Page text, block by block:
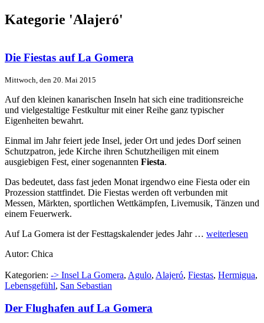
Kategorie 'Alajeró'
Die Fiestas auf La Gomera
Mittwoch, den 20. Mai 2015
Auf den kleinen kanarischen Inseln hat sich eine traditionsreiche
und vielgestaltige Festkultur mit einer Reihe ganz typischer
Eigenheiten bewahrt.
Einmal im Jahr feiert jede Insel, jeder Ort und jedes Dorf seinen
Schutzpatron, jede Kirche ihren Schutzheiligen mit einem
ausgiebigen Fest, einer sogenannten Fiesta.
Das bedeutet, dass fast jeden Monat irgendwo eine Fiesta oder ein
Prozession stattfindet. Die Fiestas werden oft verbunden mit
Messen, Märkten, sportlichen Wettkämpfen, Livemusik, Tänzen und
einem Feuerwerk.
Auf La Gomera ist der Festtagskalender jedes Jahr … weiterlesen
Autor: Chica
Kategorien: -> Insel La Gomera, Agulo, Alajeró, Fiestas, Hermigua,
Lebensgefühl, San Sebastian
Der Flughafen auf La Gomera